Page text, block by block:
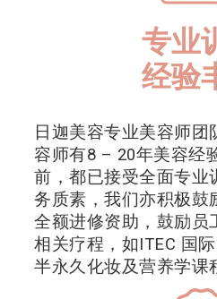
专业
经验
日迦美容专业美容师团
容师有8 – 20年美容经
前，都已接受全面专业
务质素，我们亦积极鼓
全额进修资助，鼓励员
相关疗程，如ITEC 国
半永久化妆及营养学课